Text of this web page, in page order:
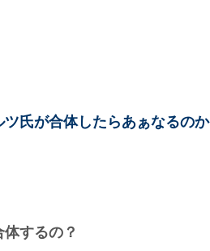
氏が合体したらあぁなるのか
するの？